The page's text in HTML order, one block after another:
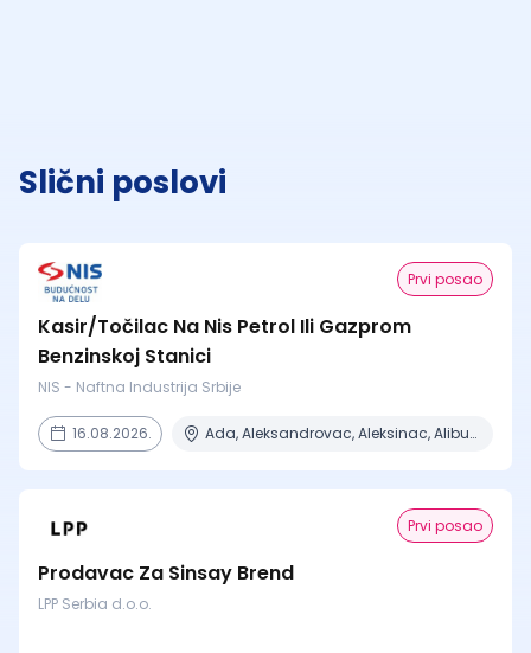
Slični poslovi
Prvi posao
Kasir/Točilac Na Nis Petrol Ili Gazprom
Benzinskoj Stanici
NIS - Naftna Industrija Srbije
16.08.2026. Ada, Aleksandrovac, Aleksinac, Alibunar, Apatin + 206 mesta
Prvi posao
Prodavac Za Sinsay Brend
LPP Serbia d.o.o.